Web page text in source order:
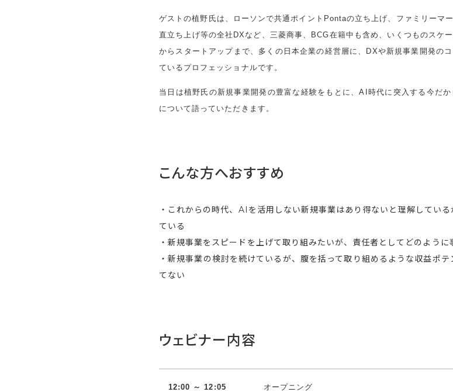
ゲストの植野氏は、ローソンで共通ポイントPontaの立ち上げ、ファミリーマ
直立ち上げ等の全社DXなど、三菱商事、BCG在籍中も含め、いくつものスケ
からスタートアップまで、多くの日本企業の経営層に、DXや新規事業開発の
ているプロフェッショナルです。
当日は植野氏の新規事業開発の豊富な経験をもとに、AI時代に突入する今だ
について語っていただきます。
こんな方へおすすめ
・これからの時代、AIを活用しない新規事業はあり得ないと理解してい
ている
・新規事業をスピードを上げて取り組みたいが、責任者としてどのよう
・新規事業の検討を続けているが、腹を括って取り組めるような収益ポ
てない
ウェビナー内容
12:00 ～ 12:05 オープニング